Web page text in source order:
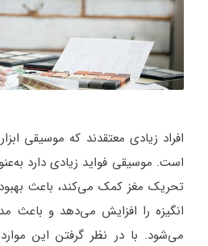
افراد زیادی معتقدند که موسیقی
است. موسیقی فواید زیادی دارد
تحریک مغز کمک می‌کند، باعث
انگیزه را افزایش می‌دهد و باعث
می‌شود. با در نظر گرفتن این